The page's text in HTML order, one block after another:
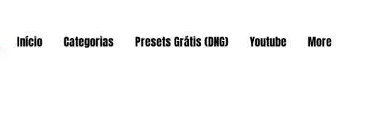
Início Categorias Presets Grátis (DNG) Youtube More